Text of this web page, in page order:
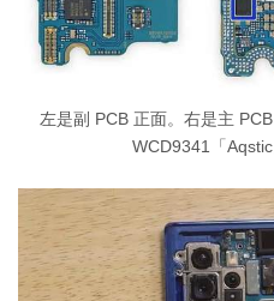
左是副 PCB 正面。右是主
WCD9341「Aqstic